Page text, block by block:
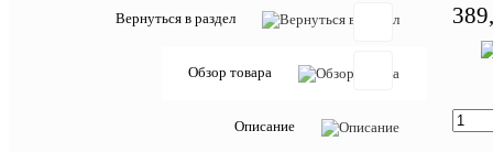
Вернуться в раздел
Обзор товара
Описание